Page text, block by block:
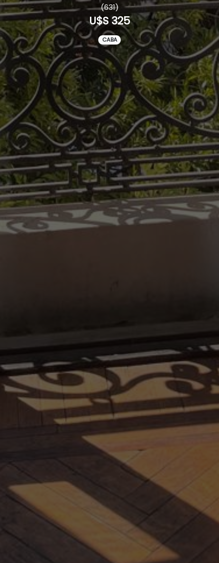
(631)
U$S 325
CABA